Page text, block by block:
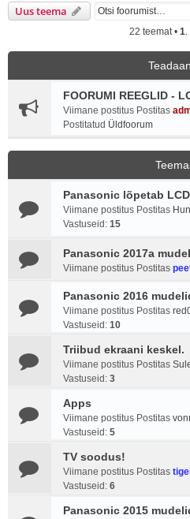
Uus teema
22 teemat • 1
FOORUMI REEGLID -
Viimane postitus Postitas
Postitatud Üldfoorum
Panasonic lõpetab
Viimane postitus Postitas
Vastuseid: 15
Panasonic 2017a
Viimane postitus Postitas
Panasonic 2016
Viimane postitus Postitas
Vastuseid: 10
Triibud ekraani keskel.
Viimane postitus Postitas
Vastuseid: 3
Apps
Viimane postitus Postitas
Vastuseid: 5
TV soodus!
Viimane postitus Postitas
Vastuseid: 6
Panasonic 2015